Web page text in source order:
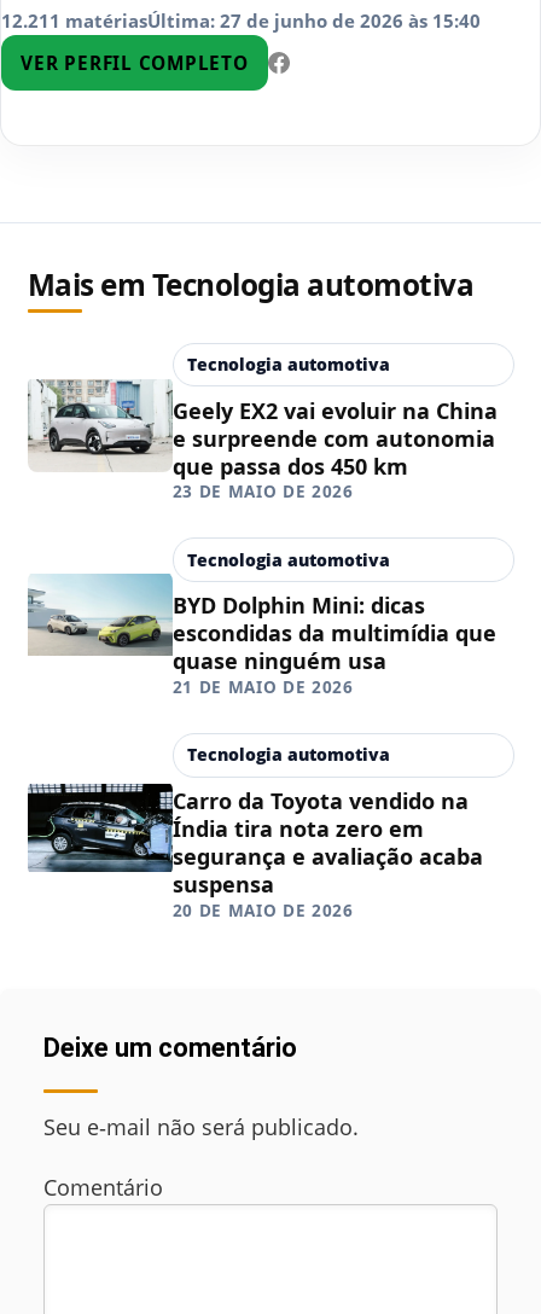
12.211 matériasÚltima: 27 de junho de 2026 às 15:40
VER PERFIL COMPLETO
Mais em Tecnologia automotiva
Tecnologia automotiva
Geely EX2 vai evoluir na China
e surpreende com autonomia
que passa dos 450 km
23 DE MAIO DE 2026
Tecnologia automotiva
BYD Dolphin Mini: dicas
escondidas da multimídia que
quase ninguém usa
21 DE MAIO DE 2026
Tecnologia automotiva
Carro da Toyota vendido na
Índia tira nota zero em
segurança e avaliação acaba
suspensa
20 DE MAIO DE 2026
Deixe um comentário
Seu e‑mail não será publicado.
Comentário